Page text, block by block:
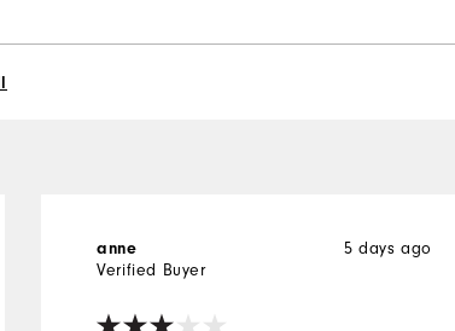
5 days ago
anne
Verified Buyer